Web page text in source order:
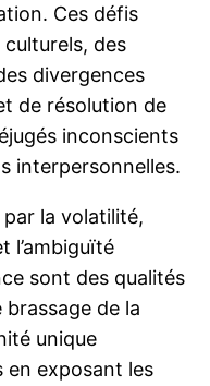
Ces défis
des
divergences
de résolution de
inconscients
interpersonnelles.
la volatilité,
l’ambiguïté
sont des qualités
de la
unique
en exposant les